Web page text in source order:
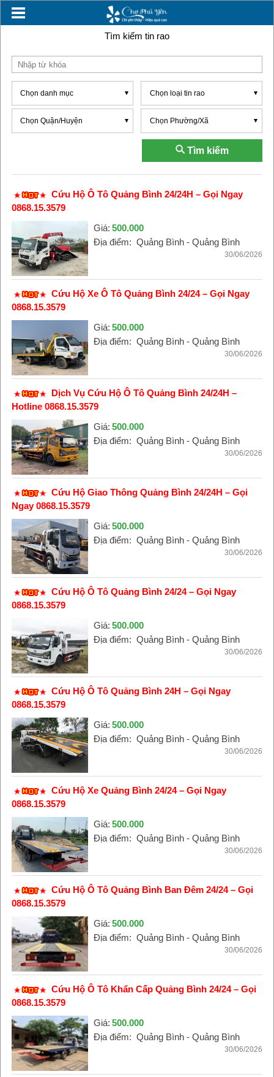
Tìm kiếm tin rao
Chọn danh mục Chọn loại tin rao
Chọn Quận/Huyện Chọn Phường/Xã
Tìm kiếm
Cứu Hộ Ô Tô Quảng Bình 24/24H – Gọi Ngay
0868.15.3579
Giá: 500.000
Địa điểm: Quảng Bình - Quảng Bình
30/06/2026
Cứu Hộ Xe Ô Tô Quảng Bình 24/24 – Gọi Ngay
0868.15.3579
Giá: 500.000
Địa điểm: Quảng Bình - Quảng Bình
30/06/2026
Dịch Vụ Cứu Hộ Ô Tô Quảng Bình 24/24H –
Hotline 0868.15.3579
Giá: 500.000
Địa điểm: Quảng Bình - Quảng Bình
30/06/2026
Cứu Hộ Giao Thông Quảng Bình 24/24H – Gọi
Ngay 0868.15.3579
Giá: 500.000
Địa điểm: Quảng Bình - Quảng Bình
30/06/2026
Cứu Hộ Ô Tô Quảng Bình 24/24 – Gọi Ngay
0868.15.3579
Giá: 500.000
Địa điểm: Quảng Bình - Quảng Bình
30/06/2026
Cứu Hộ Ô Tô Quảng Bình 24H – Gọi Ngay
0868.15.3579
Giá: 500.000
Địa điểm: Quảng Bình - Quảng Bình
30/06/2026
Cứu Hộ Xe Quảng Bình 24/24 – Gọi Ngay
0868.15.3579
Giá: 500.000
Địa điểm: Quảng Bình - Quảng Bình
30/06/2026
Cứu Hộ Ô Tô Quảng Bình Ban Đêm 24/24 – Gọi
0868.15.3579
Giá: 500.000
Địa điểm: Quảng Bình - Quảng Bình
30/06/2026
Cứu Hộ Ô Tô Khẩn Cấp Quảng Bình 24/24 – Gọi
0868.15.3579
Giá: 500.000
Địa điểm: Quảng Bình - Quảng Bình
30/06/2026